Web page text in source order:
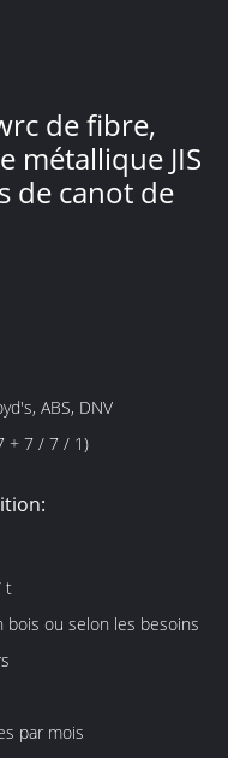
de fibre,
métallique JIS
de canot de
ABS, DNV
+ 7 / 7 / 1)
t
bois ou selon les besoins
par mois